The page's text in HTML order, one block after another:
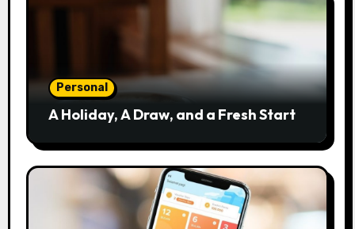
Personal
A Holiday, A Draw, and a Fresh Start